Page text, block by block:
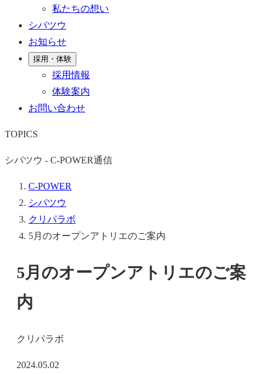
私たちの想い
シパツウ
お知らせ
採用・体験
採用情報
体験案内
お問い合わせ
TOPICS
シパツウ - C-POWER通信
C-POWER
シパツウ
クリパラボ
5月のオープンアトリエのご案内
5月のオープンアトリエのご案
内
クリパラボ
2024.05.02